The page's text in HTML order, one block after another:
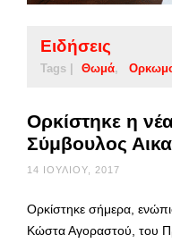
Ειδήσεις
Tags | Θωμά
Ορκίστηκε η
Σύμβουλος
14 ΙΟΥΛΊΟΥ, 2017
Ορκίστηκε σήμερα,
Κώστα Αγοραστού, του